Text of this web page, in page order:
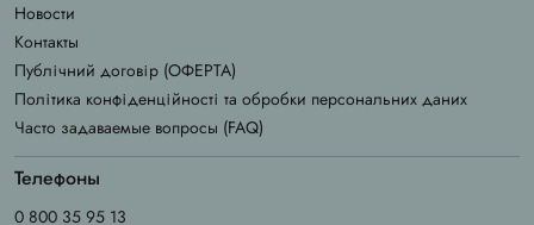
Новости
Контакты
Публічний договір (ОФЕРТА)
Політика конфіденційності та обробки персональних даних
Часто задаваемые вопросы (FAQ)
Телефоны
0 800 35 95 13